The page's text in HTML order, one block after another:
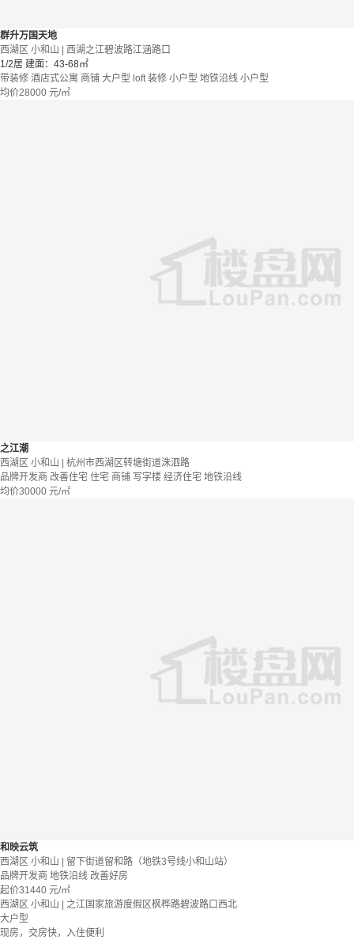
群升万国天地
西湖区 小和山 | 西湖之江碧波路江涵路口
1/2居 建面：43-68㎡
带装修 酒店式公寓 商铺 大户型 loft 装修 小户型 地铁沿线 小户型
均价28000 元/㎡
之江潮
西湖区 小和山 | 杭州市西湖区转塘街道洙泗路
品牌开发商 改善住宅 住宅 商铺 写字楼 经济住宅 地铁沿线
均价30000 元/㎡
和映云筑
西湖区 小和山 | 留下街道留和路（地铁3号线小和山站）
品牌开发商 地铁沿线 改善好房
起价31440 元/㎡
西湖区 小和山 | 之江国家旅游度假区枫桦路碧波路口西北
大户型
现房，交房快，入住便利